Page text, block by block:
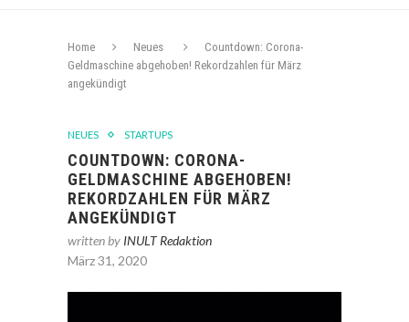
Home Neues
Countdown: Corona-
Geldmaschine abgehoben! Rekordzahlen für März
angekündigt
NEUES STARTUPS
COUNTDOWN: CORONA-
GELDMASCHINE ABGEHOBEN!
REKORDZAHLEN FÜR MÄRZ
ANGEKÜNDIGT
written by INULT Redaktion
März 31, 2020